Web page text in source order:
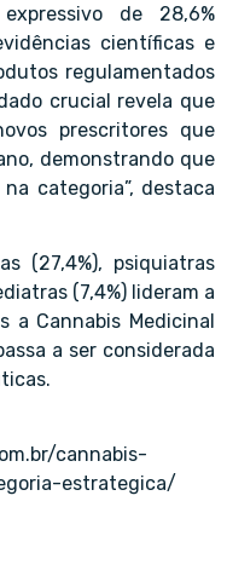
de 28,6%
científicas e
regulamentados
crucial revela que
prescritores que
demonstrando que
categoria”, destaca
(27,4%), psiquiatras
(7,4%) lideram a
a Cannabis Medicinal
a ser considerada
cannabis-
estrategica/